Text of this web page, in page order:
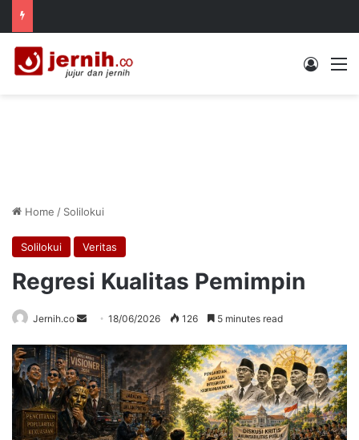
Log In
Home / Solilokui
Solilokui Veritas
Regresi Kualitas Pemimpin
Jernih.co
Send
email
18/06/2026 126 5 minutes read